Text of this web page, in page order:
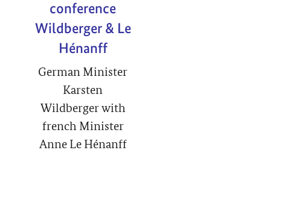
conference
Wildberger & Le
Hénanff
German Minister
Karsten
Wildberger with
french Minister
Anne Le Hénanff